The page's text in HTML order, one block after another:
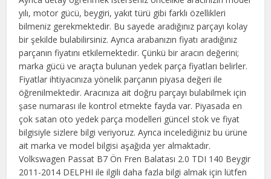
yılı, motor gücü, beygiri, yakıt türü gibi farklı özellikleri
bilmeniz gerekmektedir. Bu sayede aradığınız parçayı kolay
bir şekilde bulabilirsiniz. Ayrıca arabanızın fiyatı aradığınız
parçanın fiyatını etkilemektedir. Çünkü bir aracın değerini;
marka gücü ve araçta bulunan yedek parça fiyatları belirler.
Fiyatlar ihtiyacınıza yönelik parçanın piyasa değeri ile
öğrenilmektedir. Aracınıza ait doğru parçayı bulabilmek için
şase numarası ile kontrol etmekte fayda var. Piyasada en
çok satan oto yedek parça modelleri güncel stok ve fiyat
bilgisiyle sizlere bilgi veriyoruz. Ayrıca incelediğiniz bu ürüne
ait marka ve model bilgisi aşağıda yer almaktadır.
Volkswagen Passat B7 Ön Fren Balatası 2.0 TDI 140 Beygir
2011-2014 DELPHI ile ilgili daha fazla bilgi almak için lütfen